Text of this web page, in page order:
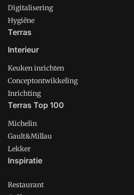
Digitalisering
Hygiëne
Terras
Interieur
Keuken inrichten
Conceptontwikkeling
Inrichting
Terras Top 100
Michelin
Gault&Millau
Lekker
Inspiratie
Restaurant